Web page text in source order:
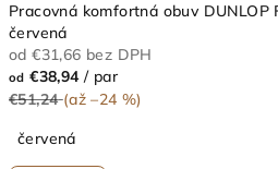
Pracovná komfortná obuv DUNLOP
červená
od €31,66 bez DPH
od €38,94/ par
€51,24 (až –24 %)
červená